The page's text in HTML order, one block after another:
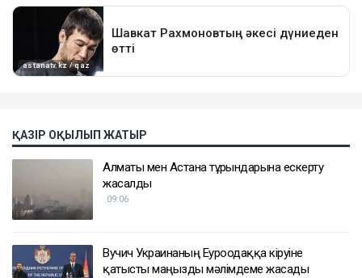
ҚАЗІР ОҚЫЛЫП ЖАТЫР
Алматы мен Астана тұрғындарына ескерту
жасалды
09:06
Вучич Украинаның Еуроодаққа кіруіне
қатысты маңызды мәлімдеме жасады